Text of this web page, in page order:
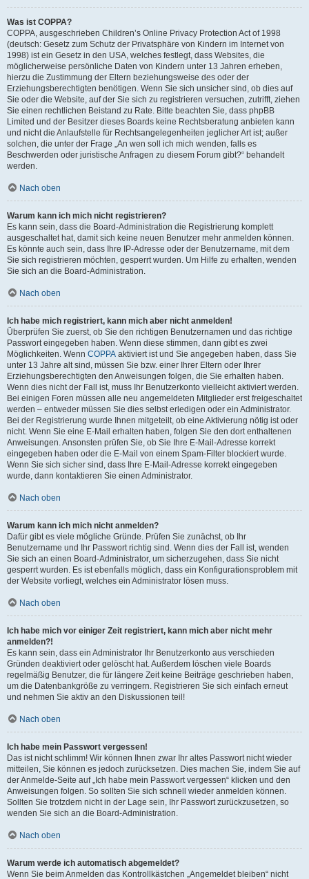
Was ist COPPA?
COPPA, ausgeschrieben Children’s Online Privacy Protection Act of 1998
(deutsch: Gesetz zum Schutz der Privatsphäre von Kindern im Internet von
1998) ist ein Gesetz in den USA, welches festlegt, dass Websites, die
möglicherweise persönliche Daten von Kindern unter 13 Jahren erheben,
hierzu die Zustimmung der Eltern beziehungsweise des oder der
Erziehungsberechtigten benötigen. Wenn Sie sich unsicher sind, ob dies auf
Sie oder die Website, auf der Sie sich zu registrieren versuchen, zutrifft, ziehen
Sie einen rechtlichen Beistand zu Rate. Bitte beachten Sie, dass phpBB
Limited und der Besitzer dieses Boards keine Rechtsberatung anbieten kann
und nicht die Anlaufstelle für Rechtsangelegenheiten jeglicher Art ist; außer
solchen, die unter der Frage „An wen soll ich mich wenden, falls es
Beschwerden oder juristische Anfragen zu diesem Forum gibt?“ behandelt
werden.
Nach oben
Warum kann ich mich nicht registrieren?
Es kann sein, dass die Board-Administration die Registrierung komplett
ausgeschaltet hat, damit sich keine neuen Benutzer mehr anmelden können.
Es könnte auch sein, dass Ihre IP-Adresse oder der Benutzername, mit dem
Sie sich registrieren möchten, gesperrt wurden. Um Hilfe zu erhalten, wenden
Sie sich an die Board-Administration.
Nach oben
Ich habe mich registriert, kann mich aber nicht anmelden!
Überprüfen Sie zuerst, ob Sie den richtigen Benutzernamen und das richtige
Passwort eingegeben haben. Wenn diese stimmen, dann gibt es zwei
Möglichkeiten. Wenn COPPA aktiviert ist und Sie angegeben haben, dass Sie
unter 13 Jahre alt sind, müssen Sie bzw. einer Ihrer Eltern oder Ihrer
Erziehungsberechtigten den Anweisungen folgen, die Sie erhalten haben.
Wenn dies nicht der Fall ist, muss Ihr Benutzerkonto vielleicht aktiviert werden.
Bei einigen Foren müssen alle neu angemeldeten Mitglieder erst freigeschaltet
werden – entweder müssen Sie dies selbst erledigen oder ein Administrator.
Bei der Registrierung wurde Ihnen mitgeteilt, ob eine Aktivierung nötig ist oder
nicht. Wenn Sie eine E-Mail erhalten haben, folgen Sie den dort enthaltenen
Anweisungen. Ansonsten prüfen Sie, ob Sie Ihre E-Mail-Adresse korrekt
eingegeben haben oder die E-Mail von einem Spam-Filter blockiert wurde.
Wenn Sie sich sicher sind, dass Ihre E-Mail-Adresse korrekt eingegeben
wurde, dann kontaktieren Sie einen Administrator.
Nach oben
Warum kann ich mich nicht anmelden?
Dafür gibt es viele mögliche Gründe. Prüfen Sie zunächst, ob Ihr
Benutzername und Ihr Passwort richtig sind. Wenn dies der Fall ist, wenden
Sie sich an einen Board-Administrator, um sicherzugehen, dass Sie nicht
gesperrt wurden. Es ist ebenfalls möglich, dass ein Konfigurationsproblem mit
der Website vorliegt, welches ein Administrator lösen muss.
Nach oben
Ich habe mich vor einiger Zeit registriert, kann mich aber nicht mehr
anmelden?!
Es kann sein, dass ein Administrator Ihr Benutzerkonto aus verschieden
Gründen deaktiviert oder gelöscht hat. Außerdem löschen viele Boards
regelmäßig Benutzer, die für längere Zeit keine Beiträge geschrieben haben,
um die Datenbankgröße zu verringern. Registrieren Sie sich einfach erneut
und nehmen Sie aktiv an den Diskussionen teil!
Nach oben
Ich habe mein Passwort vergessen!
Das ist nicht schlimm! Wir können Ihnen zwar Ihr altes Passwort nicht wieder
mitteilen, Sie können es jedoch zurücksetzen. Dies machen Sie, indem Sie auf
der Anmelde-Seite auf „Ich habe mein Passwort vergessen“ klicken und den
Anweisungen folgen. So sollten Sie sich schnell wieder anmelden können.
Sollten Sie trotzdem nicht in der Lage sein, Ihr Passwort zurückzusetzen, so
wenden Sie sich an die Board-Administration.
Nach oben
Warum werde ich automatisch abgemeldet?
Wenn Sie beim Anmelden das Kontrollkästchen „Angemeldet bleiben“ nicht